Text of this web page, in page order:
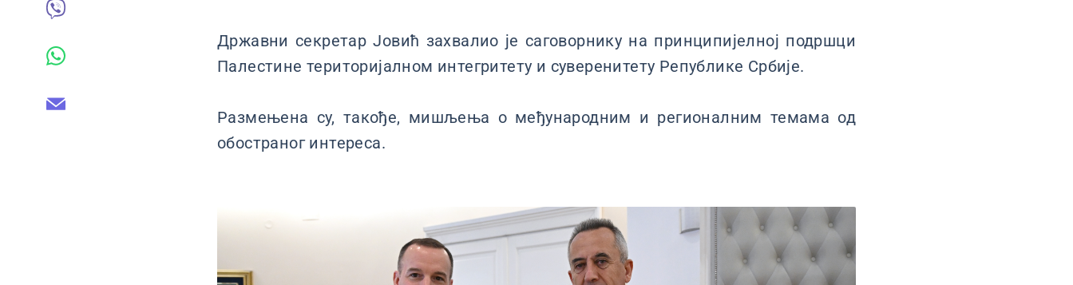
Државни секретар Јовић захвалио је саговорнику на принципијелној подршци
Палестине територијалном интегритету и суверенитету Републике Србије.
Размењена су, такође, мишљења о међународним и регионалним темама од
обостраног интереса.